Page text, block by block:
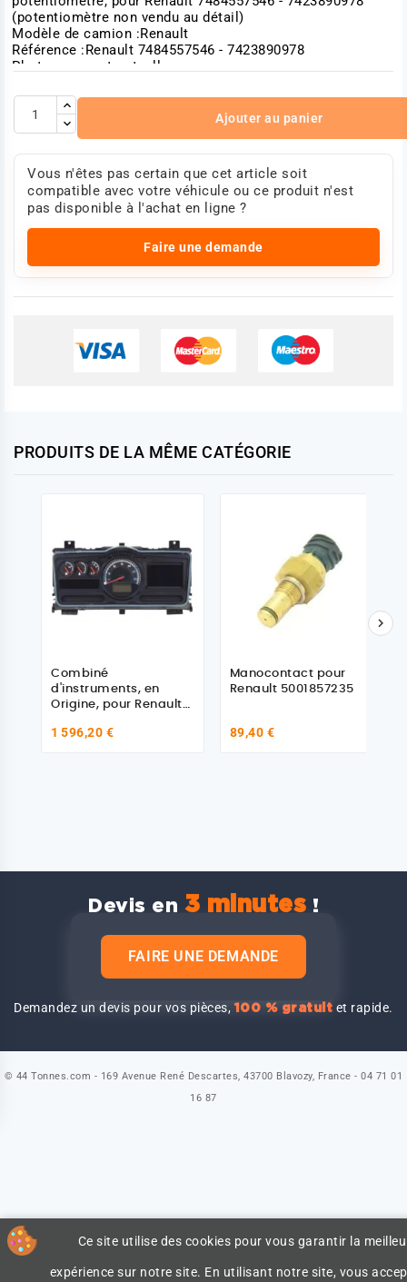
(potentiomètre non vendu au détail)
Modèle de camion :Renault
Référence :Renault 7484557546 - 7423890978
Photo non contractuelle
Ajouter au panier
Vous n'êtes pas certain que cet article soit
compatible avec votre véhicule ou ce produit n'est
pas disponible à l'achat en ligne ?
Faire une demande
PRODUITS DE LA MÊME CATÉGORIE
Combiné
d'instruments, en
Origine, pour Renault
1 596,20 €
Manocontact pour
Renault 5001857235
89,40 €

Devis en 3 minutes !
FAIRE UNE DEMANDE
Demandez un devis pour vos pièces,100 % gratuit et rapide.
Ce site utilise des cookies pour vous garantir la
expérience sur notre site. En utilisant notre site, vous
© 44 Tonnes.com - 169 Avenue René Descartes, 43700 Blavozy, France - 04 71 01
16 87